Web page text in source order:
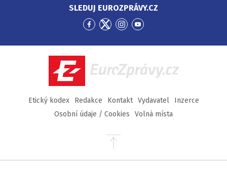
SLEDUJ EUROZPRÁVY.CZ
Přejít
Facebook
Přejít
Twitter
Přejít
Instagram
Přejít
YouTube
EuroZprávy.cz
Etický kodex Redakce Kontakt Vydavatel
Inzerce
Osobní údaje / Cookies
Volná místa
Přejít
stránky